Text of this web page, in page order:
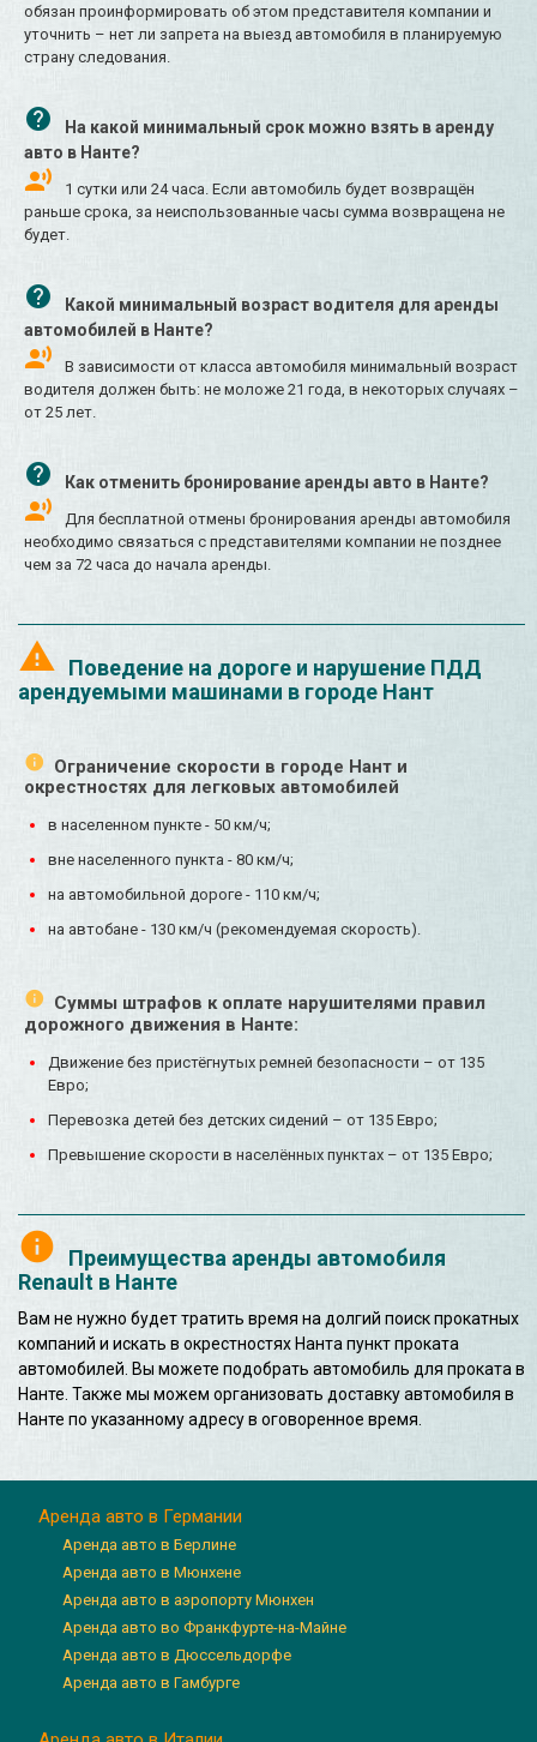
обязан проинформировать об этом представителя компании и
уточнить – нет ли запрета на выезд автомобиля в планируемую
страну следования.
На какой минимальный срок можно взять в аренду
авто в Нанте?
1 сутки или 24 часа. Если автомобиль будет возвращён
раньше срока, за неиспользованные часы сумма возвращена не
будет.
Какой минимальный возраст водителя для аренды
автомобилей в Нанте?
В зависимости от класса автомобиля минимальный возраст
водителя должен быть: не моложе 21 года, в некоторых случаях –
от 25 лет.
Как отменить бронирование аренды авто в Нанте?
Для бесплатной отмены бронирования аренды автомобиля
необходимо связаться с представителями компании не позднее
чем за 72 часа до начала аренды.
Поведение на дороге и нарушение ПДД
арендуемыми машинами в городе Нант
Ограничение скорости в городе Нант и
окрестностях для легковых автомобилей
в населенном пункте - 50 км/ч;
вне населенного пункта - 80 км/ч;
на автомобильной дороге - 110 км/ч;
на автобане - 130 км/ч (рекомендуемая скорость).
Суммы штрафов к оплате нарушителями правил
дорожного движения в Нанте:
Движение без пристёгнутых ремней безопасности – от 135
Евро;
Перевозка детей без детских сидений – от 135 Евро;
Превышение скорости в населённых пунктах – от 135 Евро;
Преимущества аренды автомобиля
Renault в Нанте
Вам не нужно будет тратить время на долгий поиск прокатных
компаний и искать в окрестностях Нанта пункт проката
автомобилей. Вы можете подобрать автомобиль для проката в
Нанте. Также мы можем организовать доставку автомобиля в
Нанте по указанному адресу в оговоренное время.
Аренда авто в Германии
Аренда авто в Берлине
Аренда авто в Мюнхене
Аренда авто в аэропорту Мюнхен
Аренда авто во Франкфурте-на-Майне
Аренда авто в Дюссельдорфе
Аренда авто в Гамбурге